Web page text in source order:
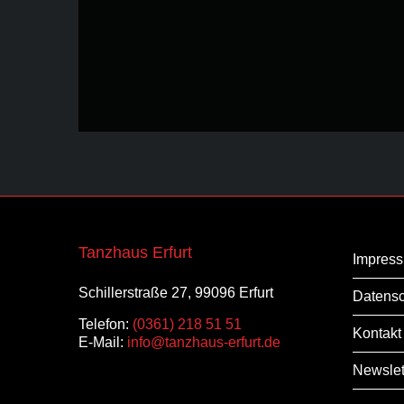
Tanzhaus Erfurt
Schillerstraße 27, 99096 Erfurt
Telefon: (0361) 218 51 51
E-Mail: info@tanzhaus-erfurt.de
Kontakt